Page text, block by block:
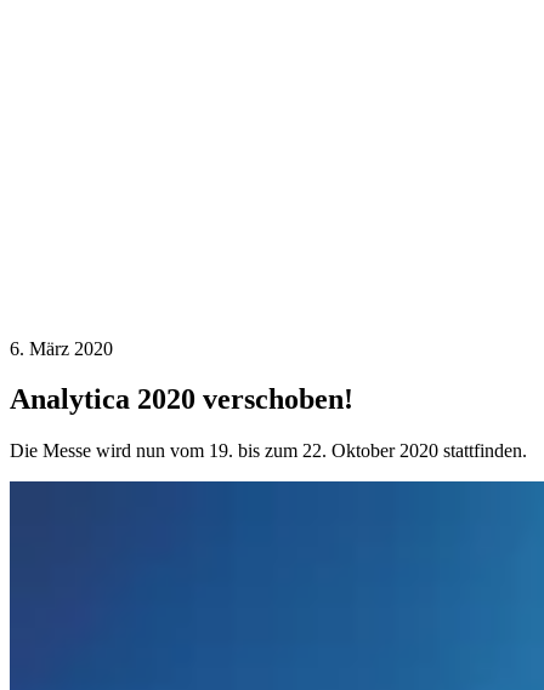
6. März 2020
Analytica 2020 verschoben!
Die Messe wird nun vom 19. bis zum 22. Oktober 2020 stattfinden.